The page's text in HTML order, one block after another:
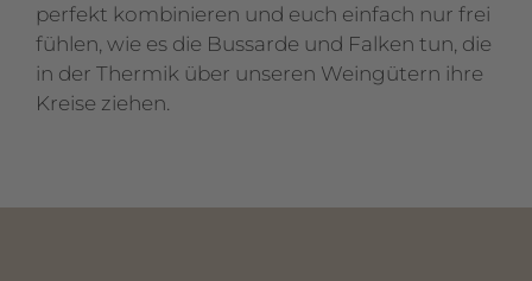
perfekt kombinieren und euch einfach nur frei
fühlen, wie es die Bussarde und Falken tun, die
in der Thermik über unseren Weingütern ihre
Kreise ziehen.